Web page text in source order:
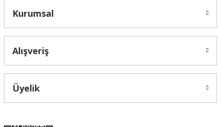
315,52 ₺
Kurumsal
Alışveriş
Üyelik